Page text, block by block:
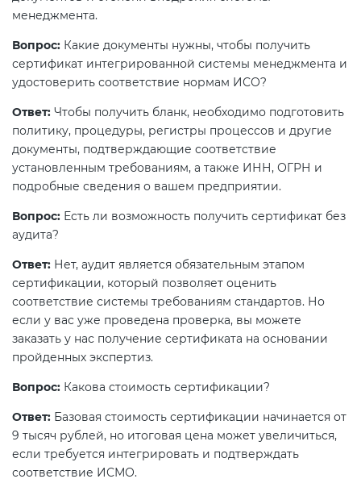
менеджмента.
Вопрос: Какие документы нужны, чтобы получить
сертификат интегрированной системы менеджмента и
удостоверить соответствие нормам ИСО?
Ответ: Чтобы получить бланк, необходимо подготовить
политику, процедуры, регистры процессов и другие
документы, подтверждающие соответствие
установленным требованиям, а также ИНН, ОГРН и
подробные сведения о вашем предприятии.
Вопрос: Есть ли возможность получить сертификат без
аудита?
Ответ: Нет, аудит является обязательным этапом
сертификации, который позволяет оценить
соответствие системы требованиям стандартов. Но
если у вас уже проведена проверка, вы можете
заказать у нас получение сертификата на основании
пройденных экспертиз.
Вопрос: Какова стоимость сертификации?
Ответ: Базовая стоимость сертификации начинается от
9 тысяч рублей, но итоговая цена может увеличиться,
если требуется интегрировать и подтверждать
соответствие ИСМО.